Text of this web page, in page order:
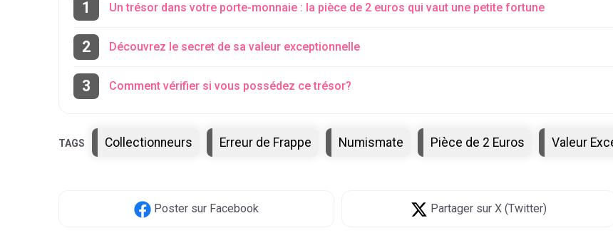
Un trésor dans votre porte-monnaie : la pièce de 2 euros qui vaut une petite fortune
Découvrez le secret de sa valeur exceptionnelle
Comment vérifier si vous possédez ce trésor?
Étiquettes
Collectionneurs Erreur de Frappe Numismate Pièce de 2 Euros Valeur
Postersur Facebook Partager sur X (Twitter)